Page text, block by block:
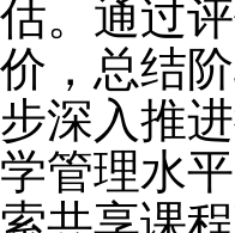
估。通过
价，总结
步深入推
学管理水